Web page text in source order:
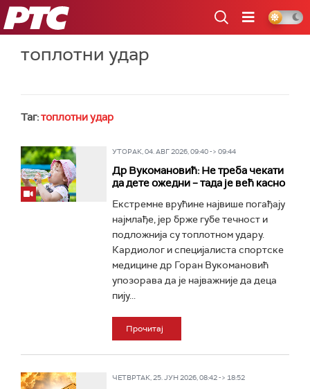
РТС
топлотни удар
Таг:топлотни удар
УТОРАК, 04. АВГ 2026, 09:40 -> 09:44
Др Вукомановић: Не треба чекати
да дете ожедни – тада је већ касно
Екстремне врућине највише погађају
најмлађе, јер брже губе течност и
подложнија су топлотном удару.
Кардиолог и специјалиста спортске
медицине др Горан Вукомановић
упозорава да је најважније да деца
пију...
Прочитај
ЧЕТВРТАК, 25. ЈУН 2026, 08:42 -> 18:52